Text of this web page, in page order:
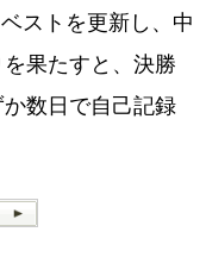
ストを更新し、中
果たすと、決勝
数日で自己記録